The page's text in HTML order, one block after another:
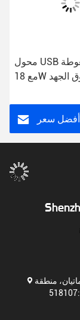
محول USB سوداء مضغوطة
مع 18W الطاقة فوق الجهد
سعر
ماتيان، منطقة